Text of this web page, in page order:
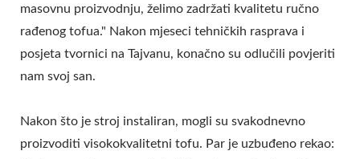
masovnu proizvodnju, želimo zadržati kvalitetu ručno
rađenog tofua." Nakon mjeseci tehničkih rasprava i
posjeta tvornici na Tajvanu, konačno su odlučili povjeriti
nam svoj san.
Nakon što je stroj instaliran, mogli su svakodnevno
proizvoditi visokokvalitetni tofu. Par je uzbuđeno rekao: